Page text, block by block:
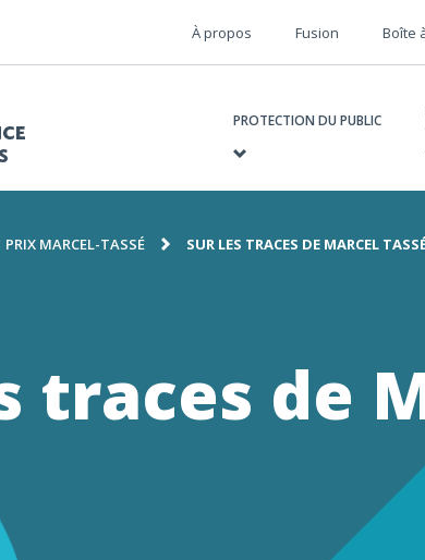
principale
PROTECTION DU PUBLIC
Méta
navigation
À propos Fusion Boîte
PRIX MARCEL-TASSÉ SUR LES TRACES DE MARCEL
traces de